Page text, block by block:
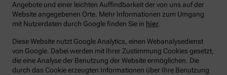
Angebote und einer leichten Auffindbarkeit der von uns auf der
Website angegebenen Orte. Mehr Informationen zum Umgang
mit Nutzerdaten durch Google finden Sie in hier.
Diese Website nutzt Google Analytics, einen Webanalysedienst
von Google. Dabei werden mit Ihrer Zustimmung Cookies gesetzt,
die eine Analyse der Benutzung der Website ermöglichen. Die
durch das Cookie erzeugten Informationen über Ihre Benutzung